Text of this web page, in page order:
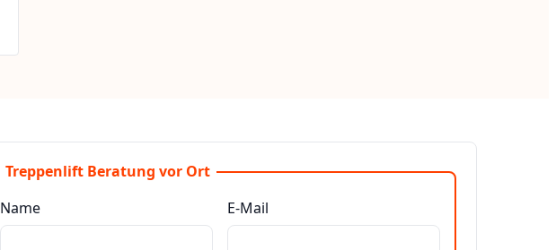
Treppenlift Beratung vor Ort
Name
E-Mail